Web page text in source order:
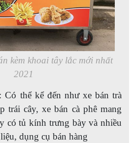
kèm khoai tây lắc mới nhất
2021
thể kể đến như xe bán trà
trái cây, xe bán cà phê mang
có tủ kính trưng bày và nhiều
dụng cụ bán hàng